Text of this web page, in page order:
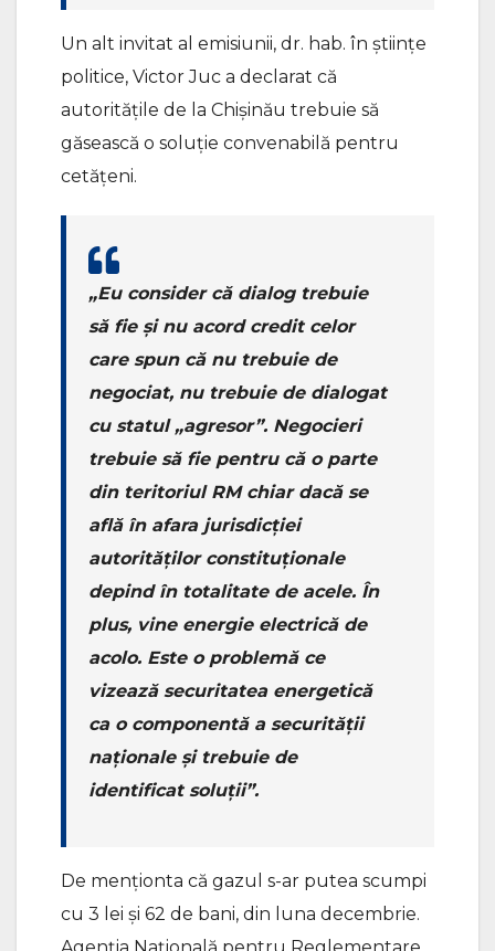
Un alt invitat al emisiunii, dr. hab. în științe
politice, Victor Juc a declarat că
autoritățile de la Chișinău trebuie să
găsească o soluție convenabilă pentru
cetățeni.
„Eu consider că dialog trebuie
să fie și nu acord credit celor
care spun că nu trebuie de
negociat, nu trebuie de dialogat
cu statul „agresor”. Negocieri
trebuie să fie pentru că o parte
din teritoriul RM chiar dacă se
află în afara jurisdicției
autorităților constituționale
depind în totalitate de acele. În
plus, vine energie electrică de
acolo. Este o problemă ce
vizează securitatea energetică
ca o componentă a securității
naționale și trebuie de
identificat soluții”.
De menționta că gazul s-ar putea scumpi
cu 3 lei și 62 de bani, din luna decembrie.